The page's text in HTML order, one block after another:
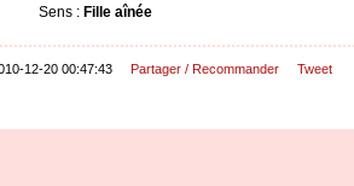
Sens : Fille aînée
12-20 00:47:43 Partager / Recommander Tweet